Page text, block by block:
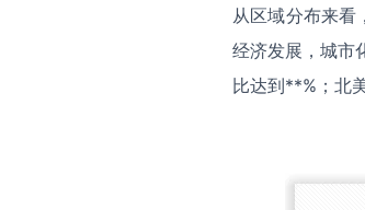
从区域分布来看
经济发展，城市
比达到**%；北